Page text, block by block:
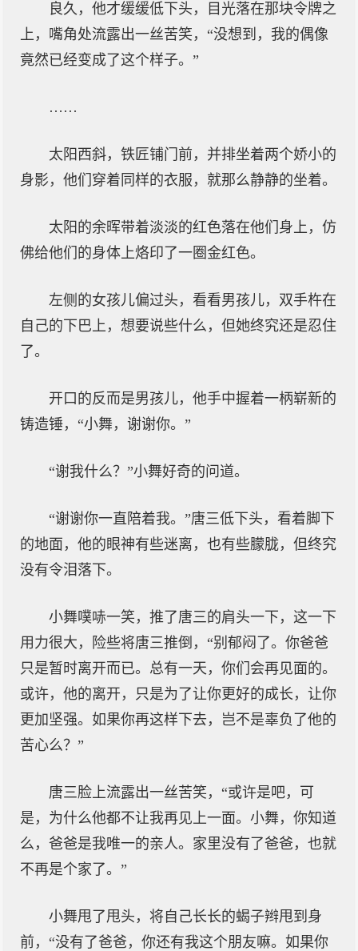
良久，他才缓缓低下头，目光落在那块令牌之
上，嘴角处流露出一丝苦笑，“没想到，我的偶像
竟然已经变成了这个样子。”
……
太阳西斜，铁匠铺门前，并排坐着两个娇小的
身影，他们穿着同样的衣服，就那么静静的坐着。
太阳的余晖带着淡淡的红色落在他们身上，仿
佛给他们的身体上烙印了一圈金红色。
左侧的女孩儿偏过头，看看男孩儿，双手杵在
自己的下巴上，想要说些什么，但她终究还是忍住
了。
开口的反而是男孩儿，他手中握着一柄崭新的
铸造锤，“小舞，谢谢你。”
“谢我什么？”小舞好奇的问道。
“谢谢你一直陪着我。”唐三低下头，看着脚下
的地面，他的眼神有些迷离，也有些朦胧，但终究
没有令泪落下。
小舞噗哧一笑，推了唐三的肩头一下，这一下
用力很大，险些将唐三推倒，“别郁闷了。你爸爸
只是暂时离开而已。总有一天，你们会再见面的。
或许，他的离开，只是为了让你更好的成长，让你
更加坚强。如果你再这样下去，岂不是辜负了他的
苦心么？”
唐三脸上流露出一丝苦笑，“或许是吧，可
是，为什么他都不让我再见上一面。小舞，你知道
么，爸爸是我唯一的亲人。家里没有了爸爸，也就
不再是个家了。”
小舞甩了甩头，将自己长长的蝎子辫甩到身
前，“没有了爸爸，你还有我这个朋友嘛。如果你